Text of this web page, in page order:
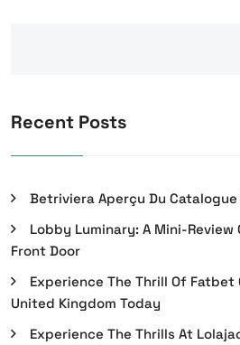
Recent Posts
Betriviera Aperçu Du
Lobby Luminary: A Mini-Review
Front Door
Experience The Thrill Of Fatbet
United Kingdom Today
Experience The Thrills At